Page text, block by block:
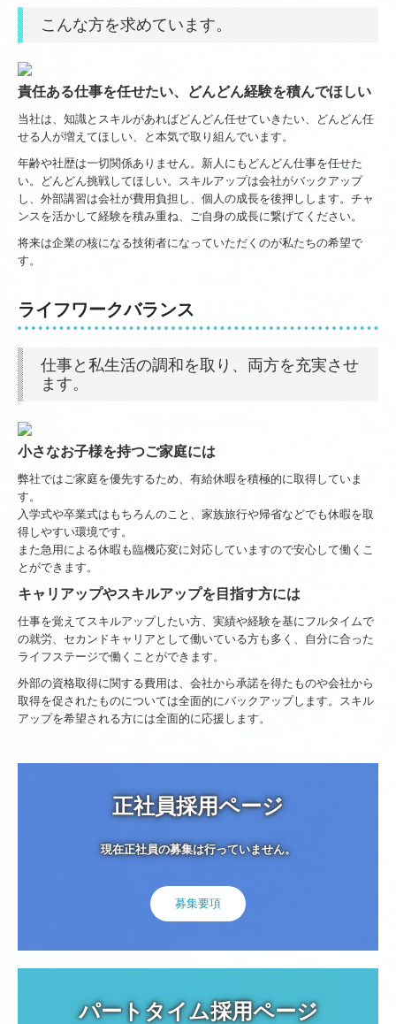
こんな方を求めています。
責任ある仕事を任せたい、どんどん経験を積んでほしい
当社は、知識とスキルがあればどんどん任せていきたい、どんどん任
せる人が増えてほしい、と本気で取り組んでいます。
年齢や社歴は一切関係ありません。新人にもどんどん仕事を任せた
い。どんどん挑戦してほしい。スキルアップは会社がバックアップ
し、外部講習は会社が費用負担し、個人の成長を後押しします。チャ
ンスを活かして経験を積み重ね、ご自身の成長に繋げてください。
将来は企業の核になる技術者になっていただくのが私たちの希望で
す。
ライフワークバランス
仕事と私生活の調和を取り、両方を充実させ
ます。
小さなお子様を持つご家庭には
弊社ではご家庭を優先するため、有給休暇を積極的に取得していま
す。
入学式や卒業式はもちろんのこと、家族旅行や帰省などでも休暇を取
得しやすい環境です。
また急用による休暇も臨機応変に対応していますので安心して働くこ
とができます。
キャリアップやスキルアップを目指す方には
仕事を覚えてスキルアップしたい方、実績や経験を基にフルタイムで
の就労、セカンドキャリアとして働いている方も多く、自分に合った
ライフステージで働くことができます。
外部の資格取得に関する費用は、会社から承諾を得たものや会社から
取得を促されたものについては全面的にバックアップします。スキル
アップを希望される方には全面的に応援します。
正社員採用ページ
現在正社員の募集は行っていません。
募集要項
パートタイム採用ページ